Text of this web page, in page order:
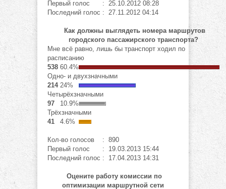
Первый голос
: 25.10.2012 08:28
Последний голос : 27.11.2012 04:14
Как должны выглядеть номера маршрутов
городского пассажирского транспорта?
Мне всё равно, лишь бы транспорт ходил по
расписанию
538 60.4%
Одно- и двухзначными
214 24%
Четырёхзначными
97
10.9%
Трёхзначными
41
4.6%
Кол-во голосов
: 890
Первый голос
: 19.03.2013 15:44
Последний голос : 17.04.2013 14:31
Оцените работу комиссии по
оптимизации маршрутной сети